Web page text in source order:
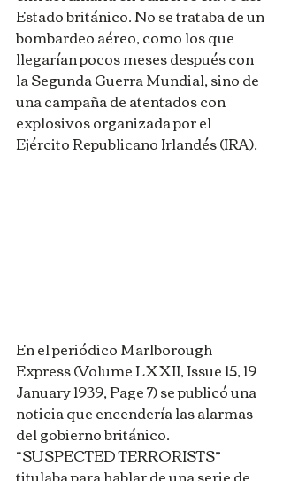
Estado británico. No se trataba de un
bombardeo aéreo, como los que
llegarían pocos meses después con
la Segunda Guerra Mundial, sino de
una campaña de atentados con
explosivos organizada por el
Ejército Republicano Irlandés (IRA).
En el periódico Marlborough
Express (Volume LXXII, Issue 15, 19
January 1939, Page 7) se publicó una
noticia que encendería las alarmas
del gobierno británico.
“SUSPECTED TERRORISTS”